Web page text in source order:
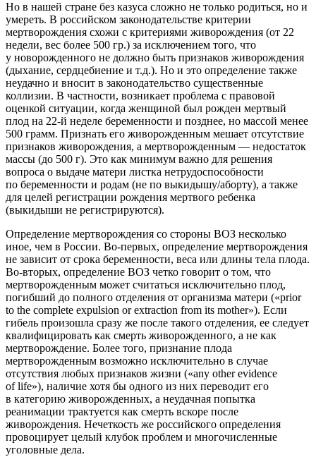
Но в нашей стране без казуса сложно не только родиться, но и
умереть. В российском законодательстве критерии
мертворождения схожи с критериями живорождения (от 22
недели, вес более 500 гр.) за исключением того, что
у новорожденного не должно быть признаков живорождения
(дыхание, сердцебиение и т.д.). Но и это определение также
неудачно и вносит в законодательство существенные
коллизии. В частности, возникает проблема с правовой
оценкой ситуации, когда женщиной был рожден мертвый
плод на 22-й неделе беременности и позднее, но массой менее
500 грамм. Признать его живорожденным мешает отсутствие
признаков живорождения, а мертворожденным — недостаток
массы (до 500 г). Это как минимум важно для решения
вопроса о выдаче матери листка нетрудоспособности
по беременности и родам (не по выкидышу/аборту), а также
для целей регистрации рождения мертвого ребенка
(выкидыши не регистрируются).
Определение мертворождения со стороны ВОЗ несколько
иное, чем в России. Во-первых, определение мертворождения
не зависит от срока беременности, веса или длины тела плода.
Во-вторых, определение ВОЗ четко говорит о том, что
мертворожденным может считаться исключительно плод,
погибший до полного отделения от организма матери («prior
to the complete expulsion or extraction from its mother»). Если
гибель произошла сразу же после такого отделения, ее следует
квалифицировать как смерть живорожденного, а не как
мертворождение. Более того, признание плода
мертворожденным возможно исключительно в случае
отсутствия любых признаков жизни («any other evidence
of life»), наличие хотя бы одного из них переводит его
в категорию живорожденных, а неудачная попытка
реанимации трактуется как смерть вскоре после
живорождения. Нечеткость же российского определения
провоцирует целый клубок проблем и многочисленные
уголовные дела.